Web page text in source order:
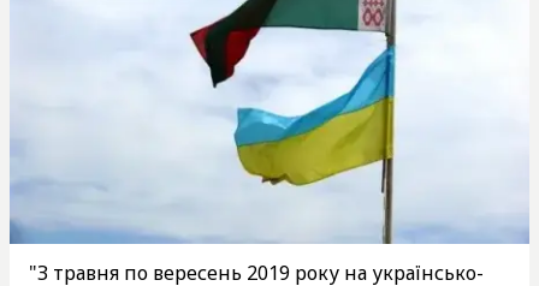
"З травня по вересень 2019 року на українсько-